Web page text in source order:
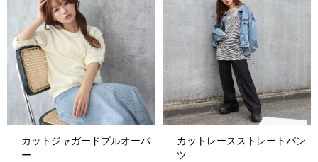
カットジャガードプルオーバ
ー
カットレースストレートパン
ツ